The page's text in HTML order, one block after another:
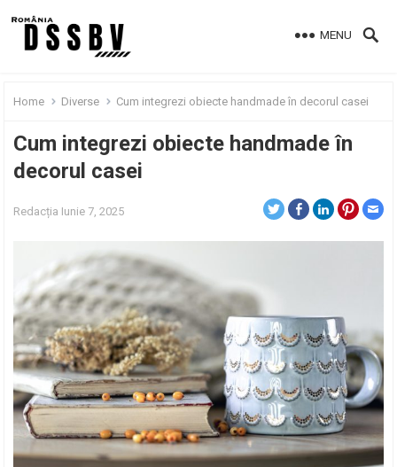
MENU
Home Diverse Cum integrezi obiecte handmade în decorul casei
Cum integrezi obiecte handmade în
decorul casei
Redacția Iunie 7, 2025